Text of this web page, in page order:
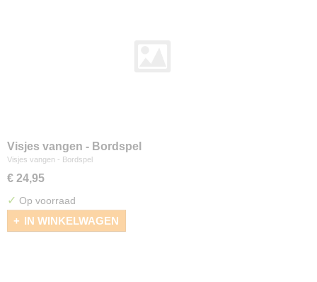
Visjes vangen - Bordspel
Visjes vangen - Bordspel
€ 24,95
✓ Op voorraad
IN WINKELWAGEN